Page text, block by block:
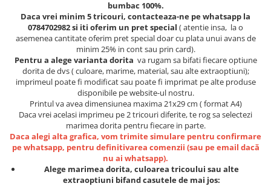
Cadouri Cuplu
Fashion
Pijamale de CRACIUN
Pijamale de dama
Pijamale de barbati
Halate si capoate
Pijamale
WINTER Collection
Halate si pijamale Family
Incaltaminte
Seturi elegante femei
bumbac 100%.
Daca vrei minim 5 tricouri, contacteaza-ne pe whatsapp la
0784702982 si iti oferim un pret special ( atentie insa, la o
asemenea cantitate oferim pret special doar cu plata unui avans de
minim 25% in cont sau prin card).
Pentru a alege varianta dorita va rugam sa bifati fiecare optiune
dorita de dvs ( culoare, marime, material, sau alte extraoptiuni);
imprimeul poate fi modificat sau poate fi imprimat pe alte produse
disponibile pe website-ul nostru.
Printul va avea dimensiunea maxima 21x29 cm ( format A4)
Daca vrei acelasi imprimeu pe 2 tricouri diferite, te rog sa selectezi
marimea dorita pentru fiecare in parte.
Daca alegi alta grafica, vom trimite simulare pentru confirmare
pe whatsapp, pentru definitivarea comenzii (sau pe email dacă
nu ai whatsapp).
Alege marimea dorita, culoarea tricoului sau alte
extraoptiuni bifand casutele de mai jos: